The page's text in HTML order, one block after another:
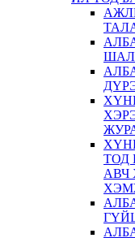
ТОД
АВЧ